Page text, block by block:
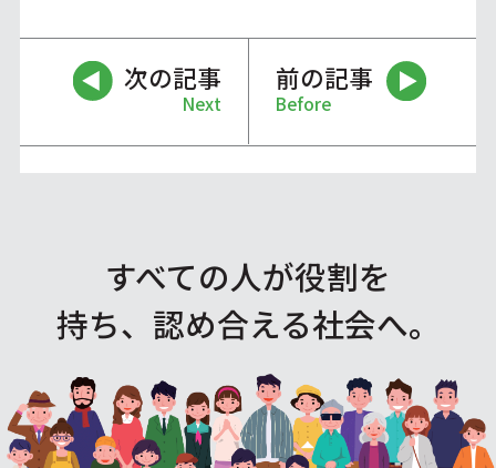
次の記事
Next
前の記事
Before
すべての人が役割を
持ち、認め合える社会へ。